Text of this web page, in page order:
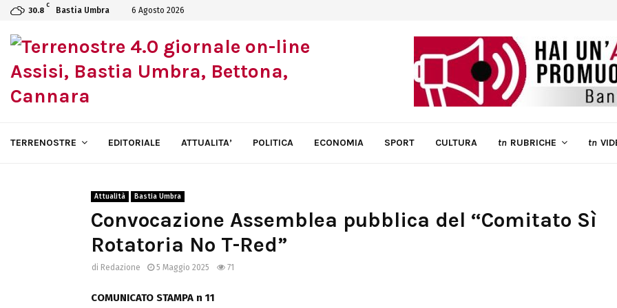
30.8
C
Bastia Umbra 6 Agosto 2026
TERRENOSTRE EDITORIALE ATTUALITA’ POLITICA ECONOMIA SPORT CULTURA tn RUBRICHE tn
Attualità Bastia Umbra
Convocazione Assemblea pubblica del “Comitato Sì
Rotatoria No T-Red”
di Redazione 5 Maggio 2025 71
COMUNICATO STAMPA n 11